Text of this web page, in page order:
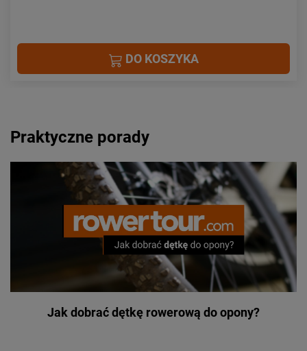
DO KOSZYKA
Praktyczne porady
Jak dobrać dętkę rowerową do opony?